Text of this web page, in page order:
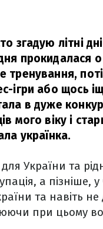
згадую літні
прокидалася
тренування,
ігри або щось
в дуже
мого віку і
українка.
України та
а пізніше,
та навіть
при цьому